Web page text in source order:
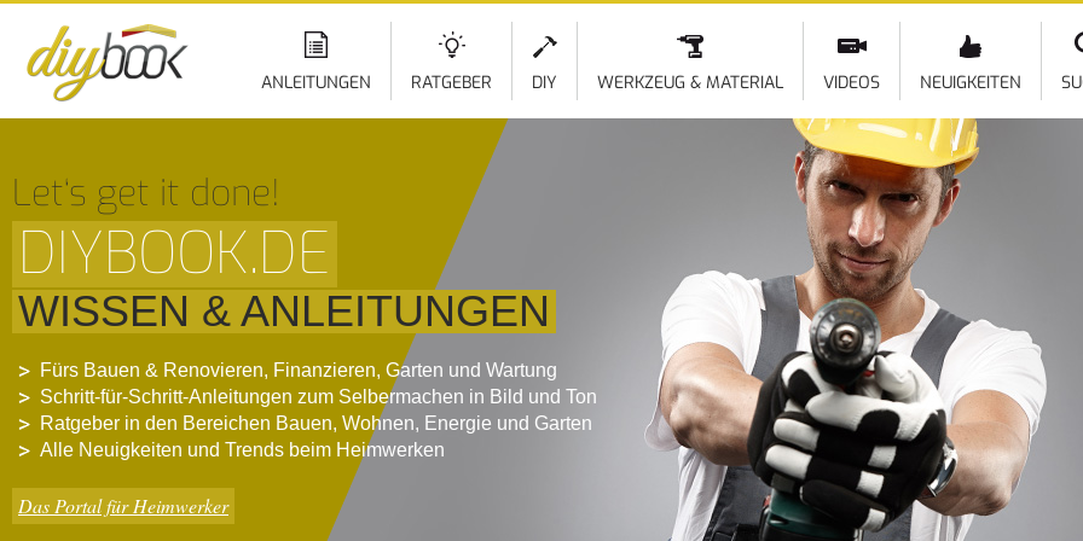
ANLEITUNGEN RATGEBER DIY WERKZEUG & MATERIAL VIDEOS NEUIGKEITEN
Let‘s get it done!
DIYBOOK.DE
WISSEN & ANLEITUNGEN
Fürs Bauen & Renovieren, Finanzieren, Garten und Wartung
Schritt-für-Schritt-Anleitungen zum Selbermachen in Bild und Ton
Ratgeber in den Bereichen Bauen, Wohnen, Energie und Garten
Alle Neuigkeiten und Trends beim Heimwerken
Das Portal für Heimwerker